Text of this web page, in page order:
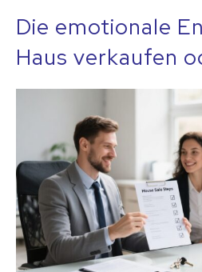
Die emotionale
Haus verkaufen